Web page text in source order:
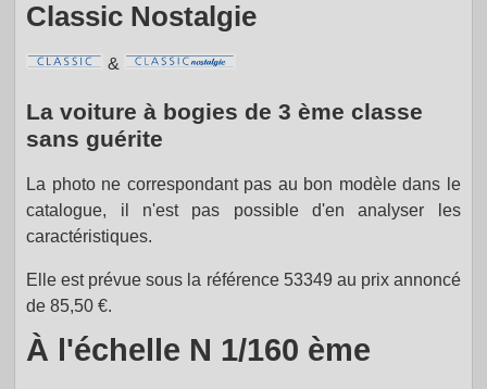
Classic Nostalgie
&
La voiture à bogies de 3 ème classe
sans guérite
La photo ne correspondant pas au bon modèle dans le
catalogue, il n'est pas possible d'en analyser les
caractéristiques.
Elle est prévue sous la référence 53349 au prix annoncé
de 85,50 €.
À l'échelle N 1/160 ème